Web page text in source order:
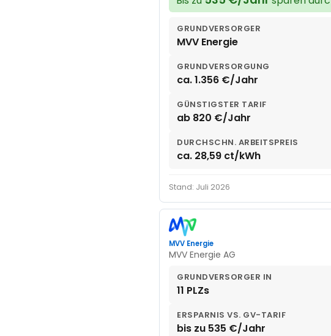
GRUNDVERSORGER
MVV Energie
GRUNDVERSORGUNG
ca. 1.356 €/Jahr
GÜNSTIGSTER TARIF
ab 820 €/Jahr
DURCHSCHN. ARBEITSPREIS
ca. 28,59 ct/kWh
Stand: Juli 2026
MVV Energie
MVV Energie AG
GRUNDVERSORGER IN
11 PLZs
ERSPARNIS VS. GV-TARIF
bis zu 535 €/Jahr